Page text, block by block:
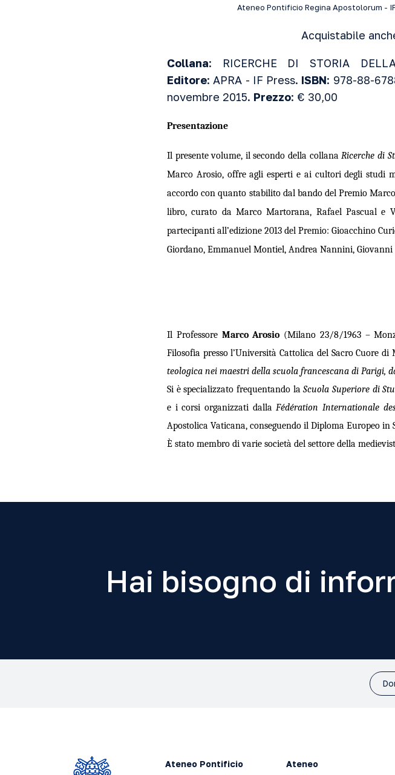
Ateneo Pontificio Regina Apostolorum - IF
Acquistabile
Collana: RICERCHE DI STORIA
Editore: APRA - IF Press. ISBN: 978-88-
novembre 2015. Prezzo: € 30,00
Presentazione
Il presente volume, il secondo della collanaRicerche di
Marco Arosio, offre agli esperti e ai cultori degli studi
accordo con quanto stabilito dal bando del Premio
libro, curato da Marco Martorana, Rafael Pascual e
partecipanti all’edizione 2013 del Premio: Gioacchino
Giordano, Emmanuel Montiel, Andrea Nannini,
Il Professore Marco Arosio (Milano 23/8/1963 –
Filosofia presso l’Università Cattolica del Sacro Cuore
teologica nei maestri della scuola francescana di Parigi,
Si è specializzato frequentando laScuola Superiore di
e i corsi organizzati dallaFédération Internationale
Apostolica Vaticana, conseguendo il Diploma Europeo in
È stato membro di varie società del settore della
Hai bisogno di
Ateneo Pontificio
Ateneo